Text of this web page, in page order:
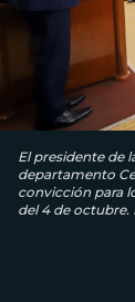
El presidente de
departamento
convicción para
del 4 de octubre.